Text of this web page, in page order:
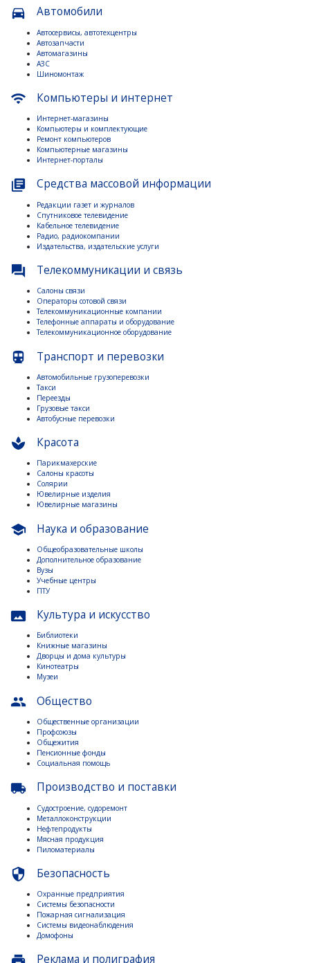
directions_car Автомобили
Автосервисы, автотехцентры
Автозапчасти
Автомагазины
АЗС
Шиномонтаж
wifi Компьютеры и интернет
Интернет-магазины
Компьютеры и комплектующие
Ремонт компьютеров
Компьютерные магазины
Интернет-порталы
library_books Средства массовой информации
Редакции газет и журналов
Спутниковое телевидение
Кабельное телевидение
Радио, радиокомпании
Издательства, издательские услуги
question_answer Телекоммуникации и связь
Салоны связи
Операторы сотовой связи
Телекоммуникационные компании
Телефонные аппараты и оборудование
Телекоммуникационное оборудование
directions_subway Транспорт и перевозки
Автомобильные грузоперевозки
Такси
Переезды
Грузовые такси
Автобусные перевозки
spa Красота
Парикмахерские
Салоны красоты
Солярии
Ювелирные изделия
Ювелирные магазины
school Наука и образование
Общеобразовательные школы
Дополнительное образование
Вузы
Учебные центры
ПТУ
panorama Культура и искусство
Библиотеки
Книжные магазины
Дворцы и дома культуры
Кинотеатры
Музеи
people Общество
Общественные организации
Профсоюзы
Общежития
Пенсионные фонды
Социальная помощь
local_shipping Производство и поставки
Судостроение, судоремонт
Металлоконструкции
Нефтепродукты
Мясная продукция
Пиломатериалы
security Безопасность
Охранные предприятия
Системы безопасности
Пожарная сигнализация
Системы видеонаблюдения
Домофоны
Реклама и полиграфия